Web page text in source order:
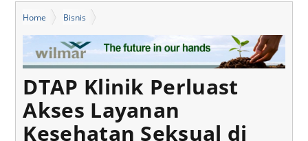
Home
Bisnis
DTAP Klinik Perluast Akses Layanan Kesehatan Seksual di
Singapura dengan Dua Klinik Baru di Holland Village dan Clarke
Quay
DTAP Klinik Perluast
Akses Layanan
Kesehatan Seksual di